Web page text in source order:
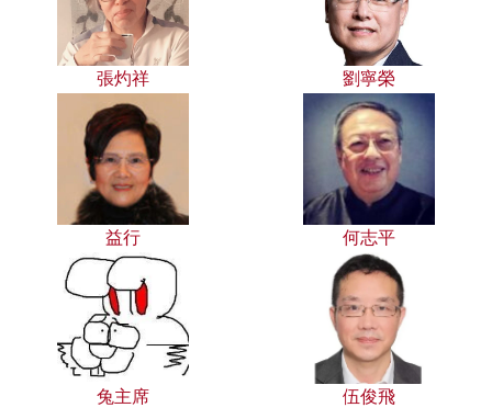
張灼祥 劉寧榮
益行 何志平
兔主席 伍俊飛